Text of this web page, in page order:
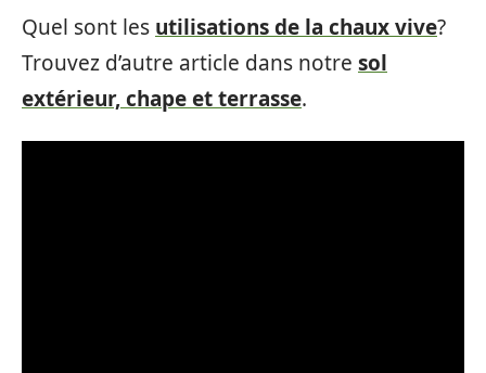
Quel sont les utilisations de la chaux vive?
Trouvez d’autre article dans notre sol
extérieur, chape et terrasse.